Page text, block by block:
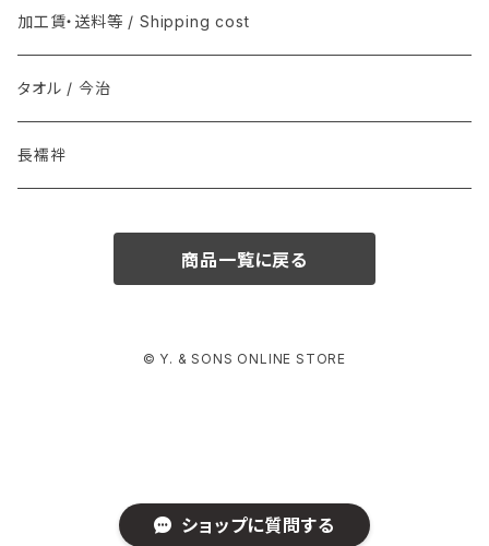
ショップに質問する
クバ民具
その他 / Other
Joshua Ellis(ジョシュア・エリス) / マフラー
Graphpaper(グラフペーパー）
ソックス
DENTS
加工賃・送料等 / Shipping cost
タオル / 今治
長襦袢
商品一覧に戻る
© Y. & SONS ONLINE STORE